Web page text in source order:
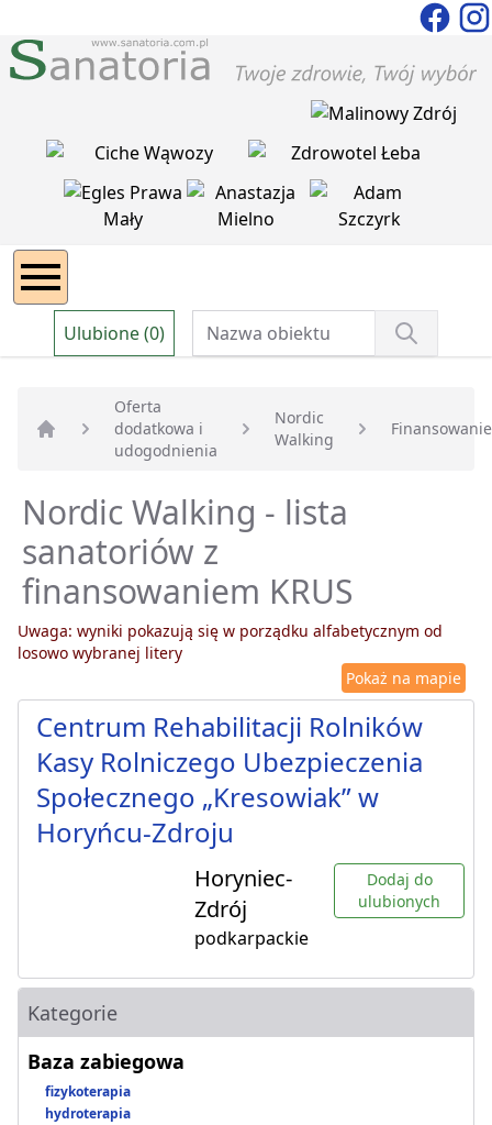
Ulubione (0)
Strona główna
Oferta
dodatkowa i
udogodnienia
Nordic
Walking
Finansowanie
Nordic Walking - lista
sanatoriów z
finansowaniem KRUS
Uwaga: wyniki pokazują się w porządku alfabetycznym od
losowo wybranej litery
Pokaż na mapie
Centrum Rehabilitacji Rolników
Kasy Rolniczego Ubezpieczenia
Społecznego „Kresowiak” w
Horyńcu-Zdroju
Horyniec-
Zdrój
podkarpackie
Dodaj do
ulubionych
Kategorie
Baza zabiegowa
fizykoterapia
hydroterapia